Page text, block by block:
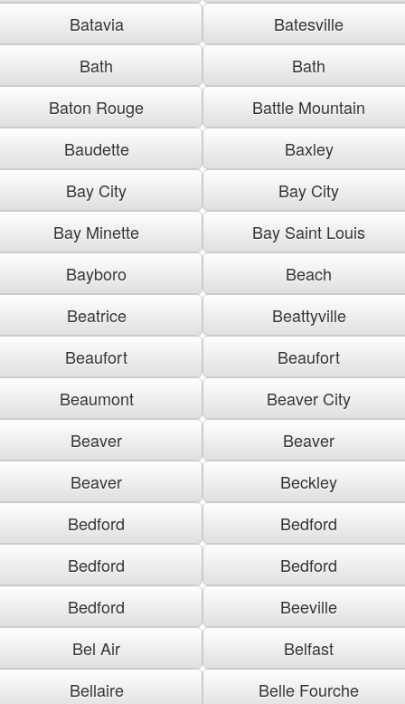
Batavia
Batesville
Bath
Bath
Baton Rouge
Battle Mountain
Baudette
Baxley
Bay City
Bay City
Bay Minette
Bay Saint Louis
Bayboro
Beach
Beatrice
Beattyville
Beaufort
Beaufort
Beaumont
Beaver City
Beaver
Beaver
Beaver
Beckley
Bedford
Bedford
Bedford
Bedford
Bedford
Beeville
Bel Air
Belfast
Bellaire
Belle Fourche